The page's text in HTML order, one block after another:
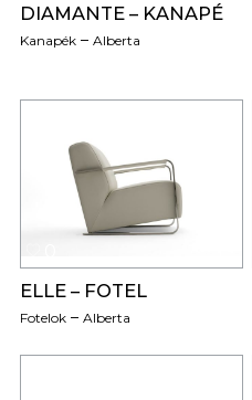
DIAMANTE – KANAPÉ
Kanapék Alberta
ELLE – FOTEL
Fotelok Alberta